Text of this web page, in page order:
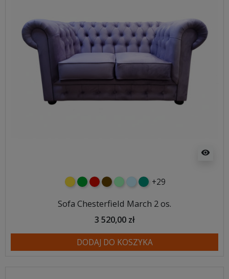
visibility
żółtyzielonyczerwony
czekoladowy
miętowybłękitny
turkusowy
+29
Sofa Chesterfield March 2 os.
3 520,00 zł
DODAJ DO KOSZYKA